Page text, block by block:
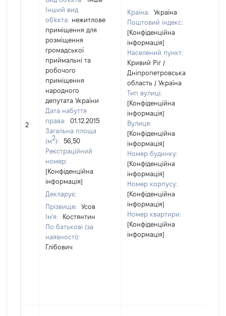
2
Інший вид
об'єкта: нежитлове
приміщення для
розміщення
громадської
приймальні та
робочого
приміщення
народного
депутата України
Дата набуття
права:
01.12.2015
Загальна площа
(м2):
56,50
Реєстраційний
номер:
[Конфіденційна
інформація]
Декларує:
Прізвище:
Усов
Ім'я:
Костянтин
По батькові (за
наявності):
Глібович
Країна:
Україна
Поштовий індекс:
[Конфіденційна
інформація]
Населений пункт:
Кривий Ріг /
Дніпропетровська
область / Україна
Тип вулиці:
[Конфіденційна
інформація]
Вулиця:
[Конфіденційна
інформація]
Номер будинку:
[Конфіденційна
інформація]
Номер корпусу:
[Конфіденційна
інформація]
Номер квартири:
[Конфіденційна
інформація]